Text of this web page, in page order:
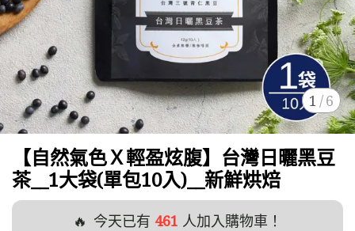
1 /6
【自然氣色Ｘ輕盈炫腹】台灣日曬黑豆
茶__1大袋(單包10入)__新鮮烘焙
🔥 今天已有 461 人加入購物車！